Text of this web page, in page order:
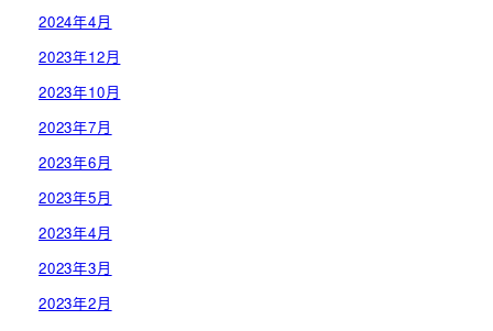
2024年4月
2023年12月
2023年10月
2023年7月
2023年6月
2023年5月
2023年4月
2023年3月
2023年2月